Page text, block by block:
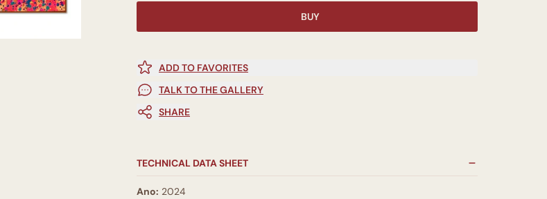
BUY
ADD TO FAVORITES
TALK TO THE GALLERY
SHARE
TECHNICAL DATA SHEET
Ano: 2024